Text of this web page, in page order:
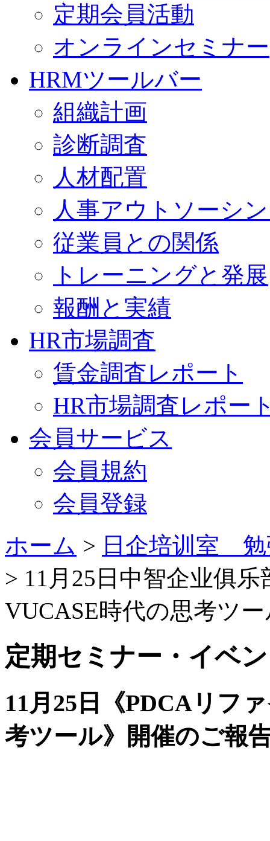
定期会員活動
オンラインセミナー
HRMツールバー
組織計画
診断調査
人材配置
人事アウトソーシ
従業員との関係
トレーニングと発展
報酬と実績
HR市場調査
賃金調査レポート
HR市場調査レポー
会員サービス
会員規約
会員登録
ホーム > 日企培训室 勉
> 11月25日中智企业俱
VUCASE時代の思考ツ
定期セミナー・イベ
11月25日《PDCAリフ
考ツール》開催のご報